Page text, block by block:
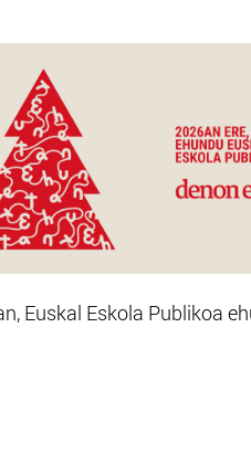
Euskal Eskola Publikoa